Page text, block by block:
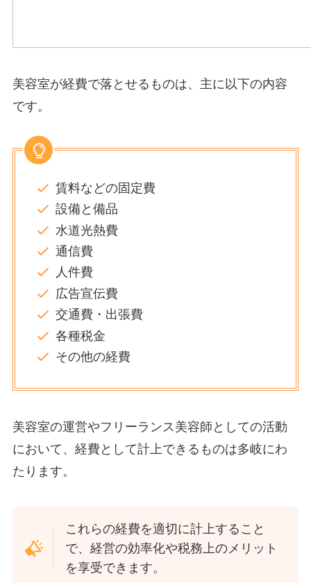
美容室が経費で落とせるものは、主に以下の内容
です。
賃料などの固定費
設備と備品
水道光熱費
通信費
人件費
広告宣伝費
交通費・出張費
各種税金
その他の経費
美容室の運営やフリーランス美容師としての活動
において、経費として計上できるものは多岐にわ
たります。
これらの経費を適切に計上すること
で、経営の効率化や税務上のメリット
を享受できます。